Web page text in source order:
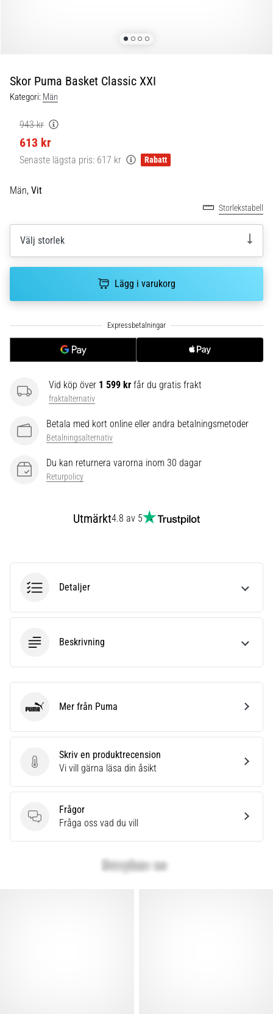
är
de
och
hur
genomförs
de?
testar
snabbhet,
smidighet
och
utförs
korrekt,
var
9 min. läsning
Orsaker,
behandling
känt
iliotibialbandssyndrom
(ITBS),
är
mycket
löpare
drabbas
av.
Visa
artiklar
Skor Puma Basket Classic XXI
Kategori: Män
943 kr
613 kr
Senaste lägsta pris: 617 kr Rabatt
Män, Vit
Storlekstabell
Välj storlek
Lägg i varukorg
Vid köp över 1 599 kr får du gratis frakt
fraktalternativ
Betala med kort online eller andra betalningsmetoder
Betalningsalternativ
Du kan returnera varorna inom 30 dagar
Returpolicy
Utmärkt4.8 av 5
Detaljer
Beskrivning
Skriv en produktrecension
Skriv en produktrecension
Vi vill gärna läsa din åsikt
Frågor
Frågor
Fråga oss vad du vill
Puma Mer från Puma